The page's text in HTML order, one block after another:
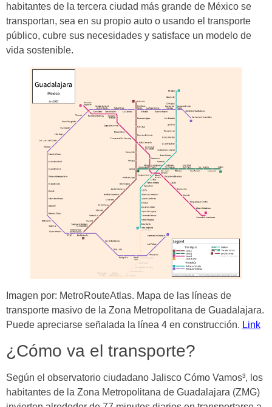
habitantes de la tercera ciudad más grande de México se
transportan, sea en su propio auto o usando el transporte
público, cubre sus necesidades y satisface un modelo de
vida sostenible.
Imagen por: MetroRouteAtlas. Mapa de las líneas de
transporte masivo de la Zona Metropolitana de Guadalajara.
Puede apreciarse señalada la línea 4 en construcción. Link
¿Cómo va el transporte?
Según el observatorio ciudadano Jalisco Cómo Vamos³, los
habitantes de la Zona Metropolitana de Guadalajara (ZMG)